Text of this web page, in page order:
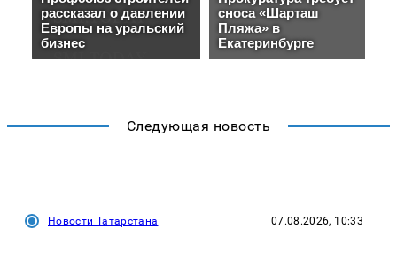
Следующая новость
Новости Татарстана 07.08.2026, 10:33